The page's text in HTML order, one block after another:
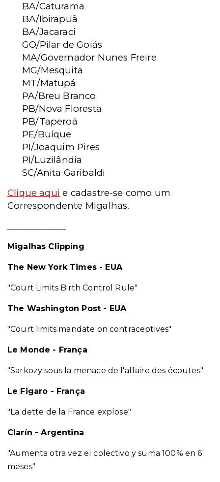
BA/Caturama
BA/Ibirapuã
BA/Jacaraci
GO/Pilar de Goiás
MA/Governador Nunes Freire
MG/Mesquita
MT/Matupá
PA/Breu Branco
PB/Nova Floresta
PB/Taperoá
PE/Buíque
PI/Joaquim Pires
PI/Luzilândia
SC/Anita Garibaldi
Clique aqui e cadastre-se como um
Correspondente Migalhas.
Migalhas Clipping
The New York Times - EUA
"Court Limits Birth Control Rule"
The Washington Post - EUA
"Court limits mandate on contraceptives"
Le Monde - França
"Sarkozy sous la menace de l'affaire des écoutes"
Le Figaro - França
"La dette de la France explose"
Clarín - Argentina
"Aumenta otra vez el colectivo y suma 100% en 6
meses"